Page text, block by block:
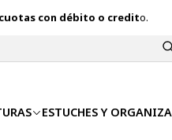
ESTUCHES Y
cuotas con débito o credito.